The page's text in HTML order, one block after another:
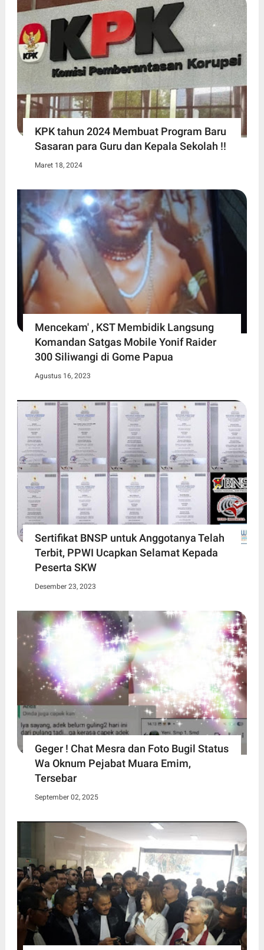
KPK tahun 2024 Membuat Program Baru
Sasaran para Guru dan Kepala Sekolah !!
Maret 18, 2024
Mencekam' , KST Membidik Langsung
Komandan Satgas Mobile Yonif Raider
300 Siliwangi di Gome Papua
Agustus 16, 2023
Sertifikat BNSP untuk Anggotanya Telah
Terbit, PPWI Ucapkan Selamat Kepada
Peserta SKW
Desember 23, 2023
Geger ! Chat Mesra dan Foto Bugil Status
Wa Oknum Pejabat Muara Emim,
Tersebar
September 02, 2025